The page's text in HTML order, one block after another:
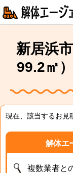
新居浜
99.2㎡
現在、該当するお見
解体エ
複数業者と